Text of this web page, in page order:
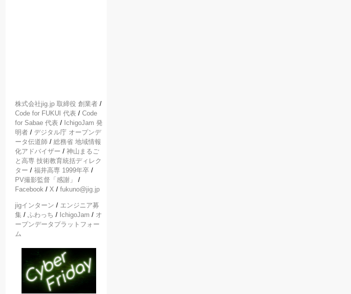
株式会社jig.jp 取締役 創業者 /
Code for FUKUI 代表 / Code
for Sabae 代表 / IchigoJam 発
明者 / デジタル庁 オープンデ
ータ伝道師 / 総務省 地域情報
化アドバイザー / 神山まるご
と高専 技術教育統括ディレク
ター / 福井高専 1999年卒 /
PV撮影監督「感謝」
/
Facebook / X / fukuno@jig.jp
jigインターン / エンジニア募
集 / ふわっち / IchigoJam / オ
ープンデータプラットフォー
ム